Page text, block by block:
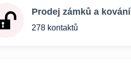
Prodej zámků a kování
278 kontaktů